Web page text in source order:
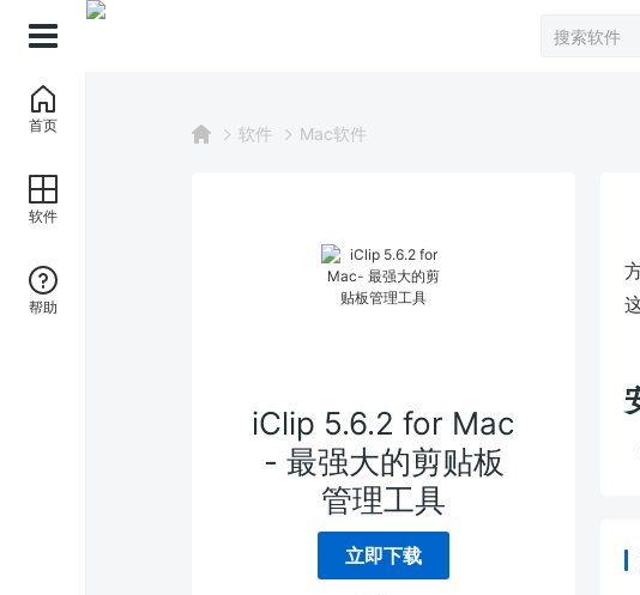
软件 Mac软件
iClip 5.6.2 for Mac
- 最强大的剪贴板
管理工具
立即下载
首页
软件
帮助